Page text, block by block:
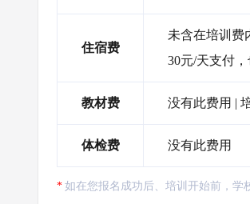
住宿费
未含在培训费
30元/天支付
教材费 没有此费用 |
体检费 没有此费用
如在您报名成功后、培训开始前，学